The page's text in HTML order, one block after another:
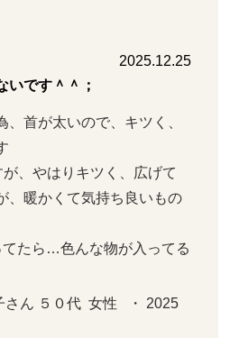
2025.12.25
いです＾＾；
、首が太いので、キツく、
、やはりキツく、広げて
、暖かくて気持ち良いもの
てたら…色んな物が入ってる
さん ５０代  女性   ・ 2025